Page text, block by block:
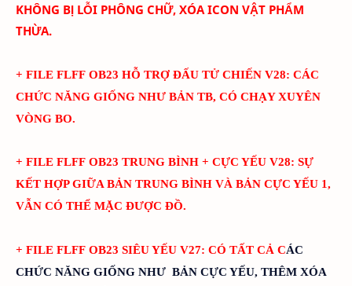
KHÔNG BỊ LỖI PHÔNG CHỮ, XÓA ICON VẬT PHẨM
THỪA.
+ FILE FLFF OB23 HỖ TRỢ ĐẤU TỬ CHIẾN V28: CÁC
CHỨC NĂNG GIỐNG NHƯ BẢN TB, CÓ CHẠY XUYÊN
VÒNG BO.
+ FILE FLFF OB23 TRUNG BÌNH + CỰC YẾU V28: SỰ
KẾT HỢP GIỮA BẢN TRUNG BÌNH VÀ BẢN CỰC YẾU 1,
VẪN CÓ THỂ MẶC ĐƯỢC ĐỒ.
+ FILE FLFF OB23 SIÊU YẾU V27: CÓ TẤT CẢ CÁC
CHỨC NĂNG GIỐNG NHƯ BẢN CỰC YẾU, THÊM XÓA